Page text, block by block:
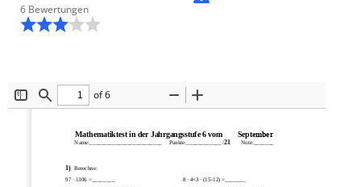
6 Bewertungen
ToggleFind
of 6
Zoom
Mathematiktest in der Jahrgangsstufe 6 vom        September
Name:_________________________     Punkte:____________ /21
       Note:_______
1) Berechne:
97 · 1306 =________
8 · 4+3 · (15-12) =_______